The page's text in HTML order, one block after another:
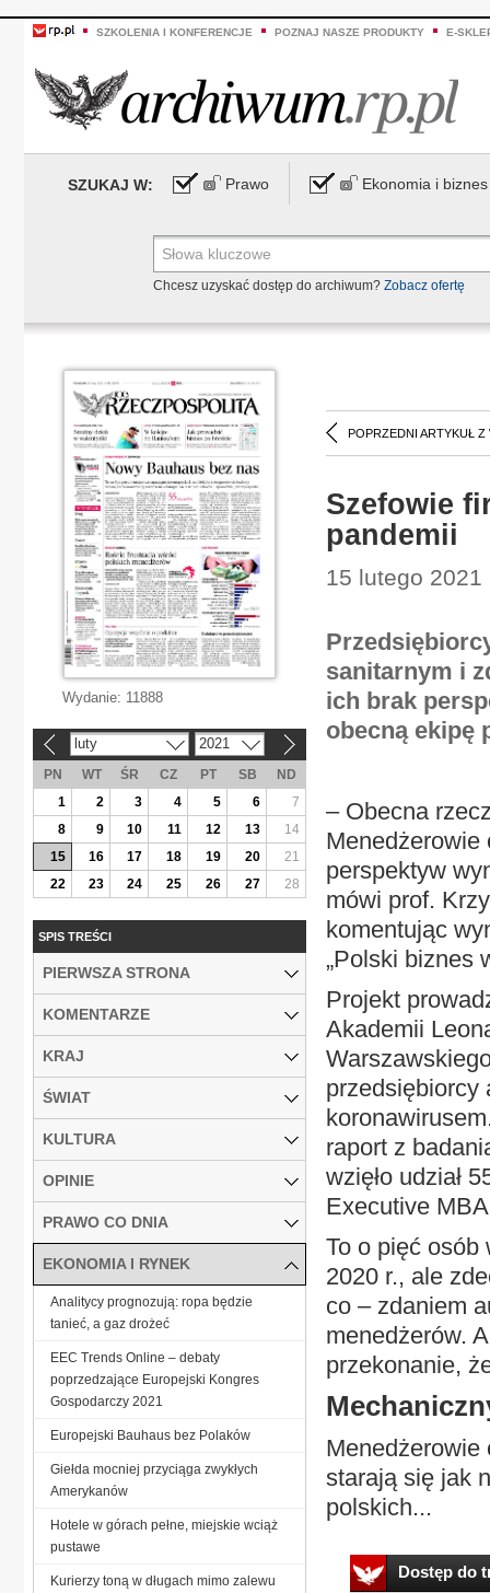
SZKOLENIA I KONFERENCJE POZNAJ NASZE PRODUKTY E-
SZUKAJ W: Prawo Ekonomia i biznes
Chcesz uzyskać dostęp do archiwum? Zobacz ofertę
POPRZEDNI ARTYKUŁ Z
Szefowie
pandemii
15 lutego 2021
sanitarnym i
ich brak
obecną ekipę
– Obecna
Menedżerowie
perspektyw
mówi prof.
komentując
„Polski biznes
Projekt
Akademii
przedsiębiorcy
raport z
wzięło udział
Executive
To o pięć osób
2020 r., ale
co – zdaniem
menedżerów.
przekonanie,
Menedżerowie
starają się jak
polskich...
Dostęp do
Wydanie: 11888
luty 2021
PN WT ŚR CZ PT SB
ND
1
2 3 4 5 6
7
8
9 10 11 12 13
14
15
16 17 18 19 20
21
22
23 24 25 26 27 28
SPIS TREŚCI
PIERWSZA STRONA
KOMENTARZE
KRAJ
ŚWIAT
KULTURA
OPINIE
PRAWO CO DNIA
EKONOMIA I RYNEK
Analitycy prognozują: ropa będzie
tanieć, a gaz drożeć
EEC Trends Online – debaty
poprzedzające Europejski Kongres
Gospodarczy 2021
Europejski Bauhaus bez Polaków
Giełda mocniej przyciąga zwykłych
Amerykanów
Hotele w górach pełne, miejskie wciąż
pustawe
Kurierzy toną w długach mimo zalewu